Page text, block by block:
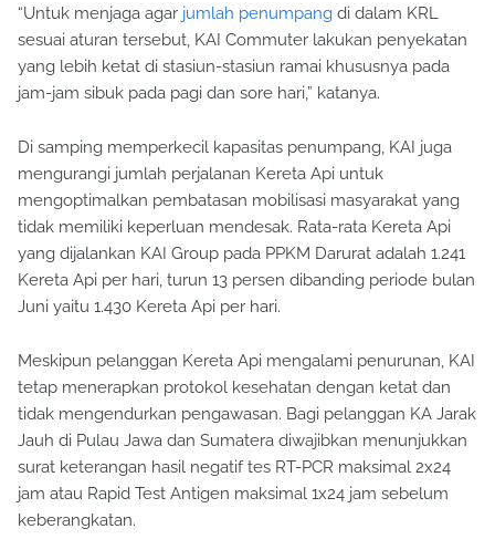
“Untuk menjaga agar jumlah penumpang di dalam KRL
sesuai aturan tersebut, KAI Commuter lakukan penyekatan
yang lebih ketat di stasiun-stasiun ramai khususnya pada
jam-jam sibuk pada pagi dan sore hari,” katanya.
Di samping memperkecil kapasitas penumpang, KAI juga
mengurangi jumlah perjalanan Kereta Api untuk
mengoptimalkan pembatasan mobilisasi masyarakat yang
tidak memiliki keperluan mendesak. Rata-rata Kereta Api
yang dijalankan KAI Group pada PPKM Darurat adalah 1.241
Kereta Api per hari, turun 13 persen dibanding periode bulan
Juni yaitu 1.430 Kereta Api per hari.
Meskipun pelanggan Kereta Api mengalami penurunan, KAI
tetap menerapkan protokol kesehatan dengan ketat dan
tidak mengendurkan pengawasan. Bagi pelanggan KA Jarak
Jauh di Pulau Jawa dan Sumatera diwajibkan menunjukkan
surat keterangan hasil negatif tes RT-PCR maksimal 2x24
jam atau Rapid Test Antigen maksimal 1x24 jam sebelum
keberangkatan.